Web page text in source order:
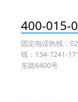
400-015-
固定电话热线：
线：134-7241-
东路6400号